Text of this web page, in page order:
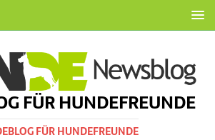
FÜR HUNDEFREUNDE
FÜR HUNDEFREUNDE